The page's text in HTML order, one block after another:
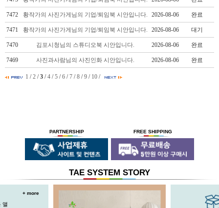
7472 황작가의 사진가게님의 기업/퇴임북 시안입니다. 2026-08-06 완료
7471 황작가의 사진가게님의 기업/퇴임북 시안입니다. 2026-08-06 대기
7470 김포시청님의 스튜디오북 시안입니다. 2026-08-06 완료
7469 사진과사람님의 사진인화 시안입니다. 2026-08-06 완료
1 /2 /3 /4 /5 /6 /7 /8 /9 / 10 /
PARTNERSHIP FREE SHIPPING
TAE SYSTEM STORY
+ more
앨